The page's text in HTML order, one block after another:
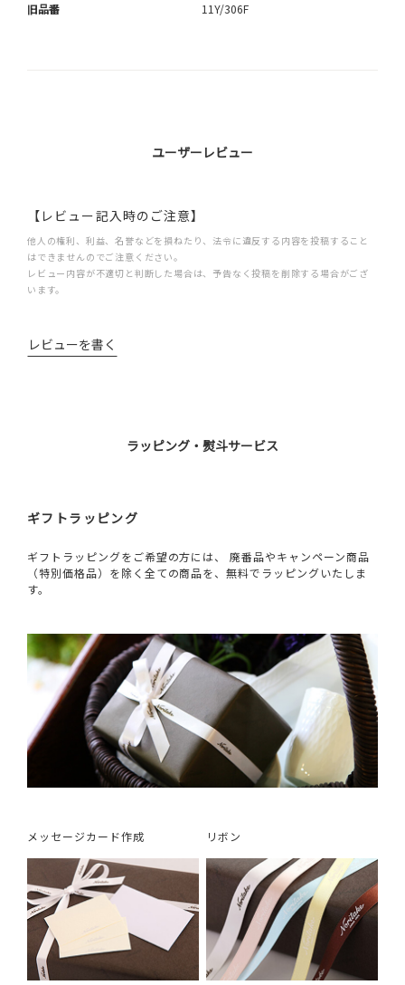
旧品番 11Y/306F
ユーザーレビュー
【レビュー記入時のご注意】
他人の権利、利益、名誉などを損ねたり、法令に違反する内容を投稿すること
はできませんのでご注意ください。
レビュー内容が不適切と判断した場合は、予告なく投稿を削除する場合がござ
います。
レビューを書く
ラッピング・熨斗サービス
ギフトラッピング
ギフトラッピングをご希望の方には、 廃番品やキャンペーン商品
（特別価格品）を除く全ての商品を、無料でラッピングいたしま
す。
メッセージカード作成 リボン